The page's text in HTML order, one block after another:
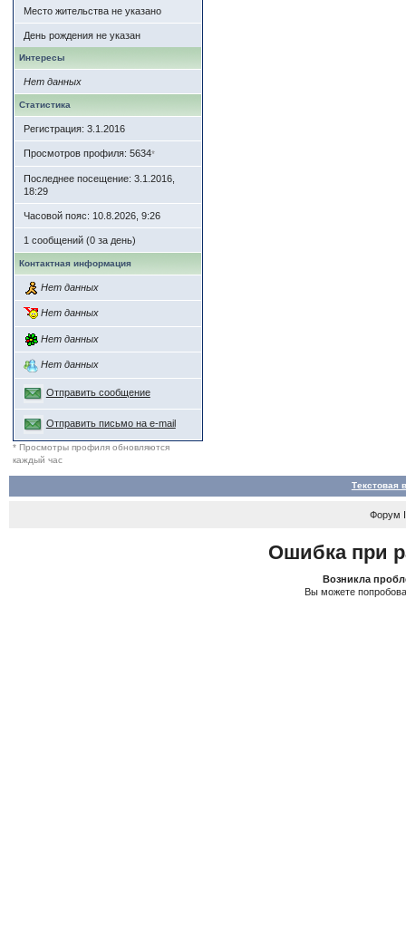
Место жительства не указано
День рождения не указан
Интересы
Нет данных
Статистика
Регистрация: 3.1.2016
Просмотров профиля: 5634*
Последнее посещение: 3.1.2016,
18:29
Часовой пояс: 10.8.2026, 9:26
1 сообщений (0 за день)
Контактная информация
Нет данных
Нет данных
Нет данных
Нет данных
Отправить сообщение
Отправить письмо на e-mail
* Просмотры профиля обновляются
каждый час
Текстовая
Форум
Ошибка при
Возникла
Вы можете